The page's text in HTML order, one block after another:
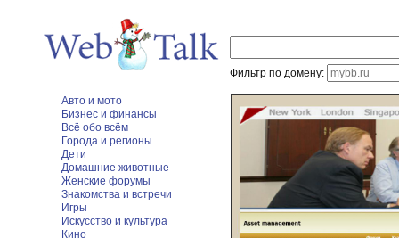
Фильтр по домену:
Авто и мото
Бизнес и финансы
Всё обо всём
Города и регионы
Дети
Домашние животные
Женские форумы
Знакомства и встречи
Игры
Искусство и культура
Кино